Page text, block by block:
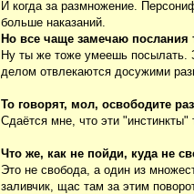
И когда за размножение.
больше наказаний.
Но все чаще замечаю послания
Ну ты же тоже умеешь посылать.
делом отвлекаются досужими
То говорят, мол, освободите
Сдаётся мне, что эти
Что же, как не пойди, куда не
Это не свобода, а один из
заливчик, щас там за этим